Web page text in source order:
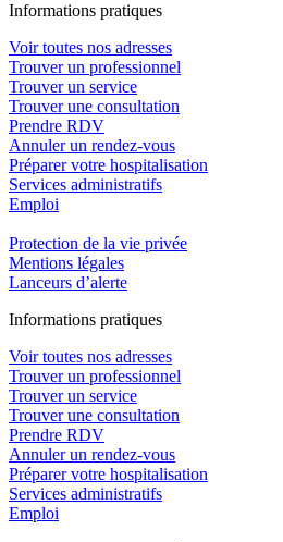
Informations pratiques
Voir toutes nos adresses
Trouver un professionnel
Trouver un service
Trouver une consultation
Prendre RDV
Annuler un rendez-vous
Préparer votre hospitalisation
Services administratifs
Emploi​
Protection de la vie privée
Mentions légales
Lanceurs d’alerte
Informations pratiques
Voir toutes nos adresses
Trouver un professionnel
Trouver un service
Trouver une consultation
Prendre RDV
Annuler un rendez-vous
Préparer votre hospitalisation
Services administratifs
Emploi​